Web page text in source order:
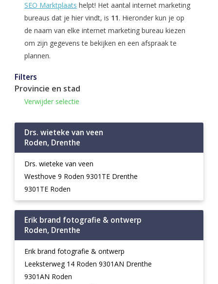
SEO Marktplaats helpt! Het aantal internet marketing
bureaus dat je hier vindt, is 11. Hieronder kun je op
de naam van elke internet marketing bureau kiezen
om zijn gegevens te bekijken en een afspraak te
plannen.
Filters
Provincie en stad
Verwijder selectie
Drs. wieteke van veen
Roden, Drenthe
Drs. wieteke van veen
Westhove 9 Roden 9301TE Drenthe
9301TE Roden
Erik brand fotografie & ontwerp
Roden, Drenthe
Erik brand fotografie & ontwerp
Leeksterweg 14 Roden 9301AN Drenthe
9301AN Roden